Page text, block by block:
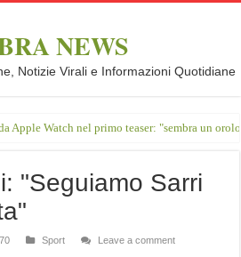
NEWS
Notizie Virali e Informazioni Quotidiane
Apple Watch nel primo teaser: "sembra un
"Seguiamo Sarri
Sport
Leave a comment